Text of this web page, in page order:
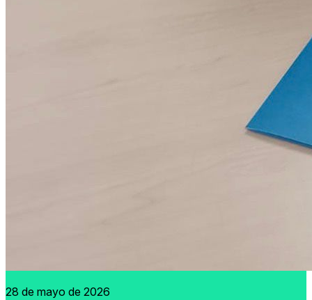
28 de mayo de 2026